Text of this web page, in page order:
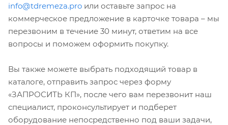
info@tdremeza.pro или оставьте запрос на
коммерческое предложение в карточке товара – мы
перезвоним в течение 30 минут, ответим на все
вопросы и поможем оформить покупку.
Вы также можете выбрать подходящий товар в
каталоге, отправить запрос через форму
«ЗАПРОСИТЬ КП», после чего вам перезвонит наш
специалист, проконсультирует и подберет
оборудование непосредственно под ваши задачи,